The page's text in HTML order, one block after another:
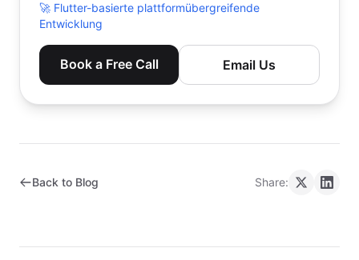
🚀 Flutter-basierte plattformübergreifende
Entwicklung
Book a Free Call Email Us
Back to Blog Share: